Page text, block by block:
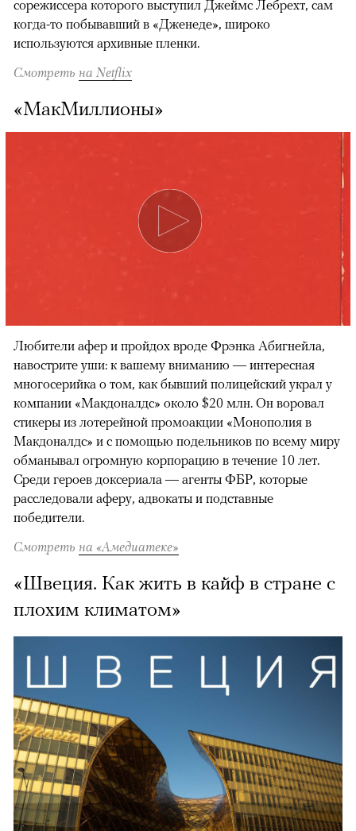
сорежиссера которого выступил Джеймс Лебрехт, сам
когда-то побывавший в «Дженеде», широко
используются архивные пленки.
Смотреть на Netflix
«МакМиллионы»
Любители афер и пройдох вроде Фрэнка Абигнейла,
навострите уши: к вашему вниманию — интересная
многосерийка о том, как бывший полицейский украл у
компании «Макдоналдс» около $20 млн. Он воровал
стикеры из лотерейной промоакции «Монополия в
Макдоналдс» и с помощью подельников по всему миру
обманывал огромную корпорацию в течение 10 лет.
Среди героев доксериала — агенты ФБР, которые
расследовали аферу, адвокаты и подставные
победители.
Смотреть на «Амедиатеке»
«Швеция. Как жить в кайф в стране с
плохим климатом»